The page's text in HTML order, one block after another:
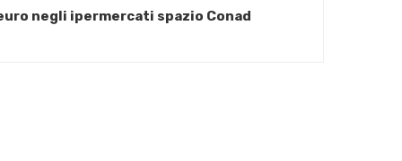
negli ipermercati spazio Conad